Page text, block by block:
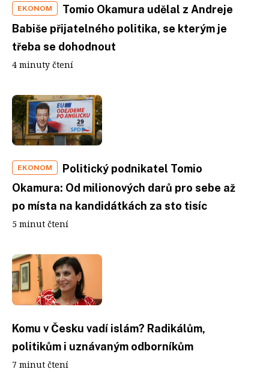
EKONOM
Tomio Okamura udělal z Andreje
Babiše přijatelného politika, se kterým je
třeba se dohodnout
4 minuty čtení
EKONOM
Politický podnikatel Tomio
Okamura: Od milionových darů pro sebe až
po místa na kandidátkách za sto tisíc
5 minut čtení
Komu v Česku vadí islám? Radikálům,
politikům i uznávaným odborníkům
7 minut čtení